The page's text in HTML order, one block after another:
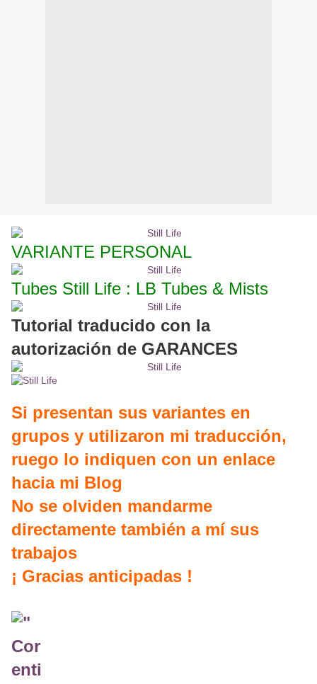
VARIANTE PERSONAL
Tubes Still Life : LB Tubes & Mists
Tutorial traducido con la
autorización de GARANCES
Si presentan sus variantes en
grupos y utilizaron mi traducción,
ruego lo indiquen con un enlace
hacia mi Blog
No se olviden mandarme
directamente también a mí sus
trabajos
¡ Gracias anticipadas !